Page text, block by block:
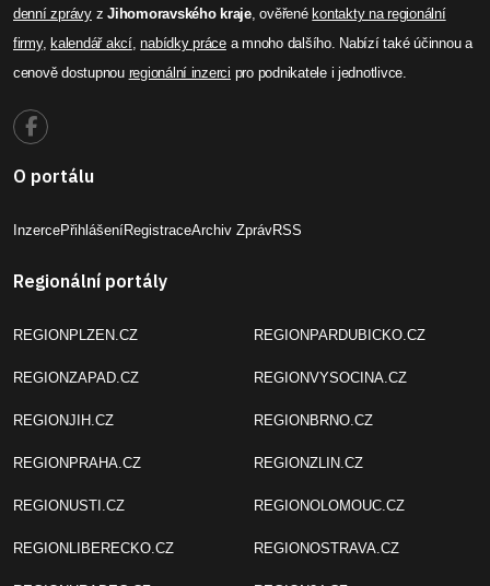
denní zprávyzJihomoravského kraje, ověřené kontakty na regionální
firmy, kalendář akcí,nabídky prácea mnoho dalšího. Nabízí také účinnou a
cenově dostupnou regionální inzerci pro podnikatele i jednotlivce.
O portálu
InzercePřihlášeníRegistraceArchiv ZprávRSS
Regionální portály
REGIONPLZEN.CZ
REGIONZAPAD.CZ
REGIONJIH.CZ
REGIONPRAHA.CZ
REGIONUSTI.CZ
REGIONLIBERECKO.CZ
REGIONPARDUBICKO.CZ
REGIONVYSOCINA.CZ
REGIONBRNO.CZ
REGIONZLIN.CZ
REGIONOLOMOUC.CZ
REGIONOSTRAVA.CZ